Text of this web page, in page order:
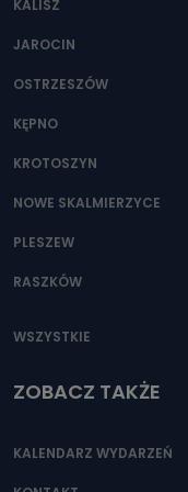
Można to zrobić pod
KALISZ
JAROCIN
OSTRZESZÓW
KĘPNO
KROTOSZYN
NOWE SKALMIERZYCE
PLESZEW
RASZKÓW
WSZYSTKIE
ZOBACZ TAKŻE
KALENDARZ WYDARZEŃ